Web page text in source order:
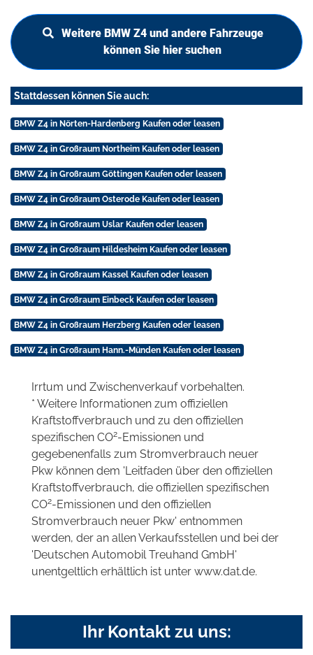
Weitere BMW Z4 und andere Fahrzeuge
können Sie hier suchen
Stattdessen können Sie auch:
BMW Z4 in Nörten-Hardenberg Kaufen oder leasen
BMW Z4 in Großraum Northeim Kaufen oder leasen
BMW Z4 in Großraum Göttingen Kaufen oder leasen
BMW Z4 in Großraum Osterode Kaufen oder leasen
BMW Z4 in Großraum Uslar Kaufen oder leasen
BMW Z4 in Großraum Hildesheim Kaufen oder leasen
BMW Z4 in Großraum Kassel Kaufen oder leasen
BMW Z4 in Großraum Einbeck Kaufen oder leasen
BMW Z4 in Großraum Herzberg Kaufen oder leasen
BMW Z4 in Großraum Hann.-Münden Kaufen oder leasen
Irrtum und Zwischenverkauf vorbehalten.
* Weitere Informationen zum offiziellen
Kraftstoffverbrauch und zu den offiziellen
spezifischen CO2-Emissionen und
gegebenenfalls zum Stromverbrauch neuer
Pkw können dem 'Leitfaden über den offiziellen
Kraftstoffverbrauch, die offiziellen spezifischen
CO2-Emissionen und den offiziellen
Stromverbrauch neuer Pkw' entnommen
werden, der an allen Verkaufsstellen und bei der
'Deutschen Automobil Treuhand GmbH'
unentgeltlich erhältlich ist unter www.dat.de.
Ihr Kontakt zu uns: